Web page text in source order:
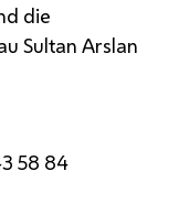
die
Sultan Arslan
58 84